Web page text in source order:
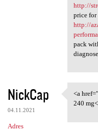
http://
price for
http://
pack
NickCap
04.11.2021
Adres
<a
<a href="
240